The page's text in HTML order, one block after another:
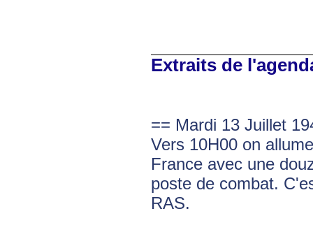
Extraits de
== Mardi 13 Juillet
Vers 10H00 on
France avec une
poste de combat.
RAS.